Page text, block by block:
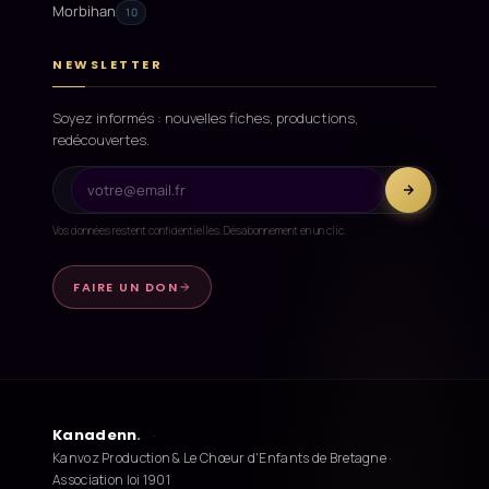
Morbihan 10
NEWSLETTER
Soyez informés : nouvelles fiches, productions,
redécouvertes.
Vos données restent confidentielles. Désabonnement en un clic.
FAIRE UN DON
Kanadenn.
·
Kanvoz Production & Le Chœur d'Enfants de Bretagne ·
Association loi 1901